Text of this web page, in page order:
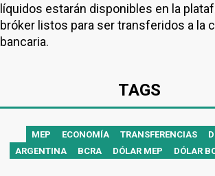
líquidos estarán disponibles en la
bróker listos para ser transferidos a la
bancaria.
TAGS
MEP ECONOMÍA TRANSFERENCIAS
ARGENTINA
BCRA DÓLAR MEP DÓLAR